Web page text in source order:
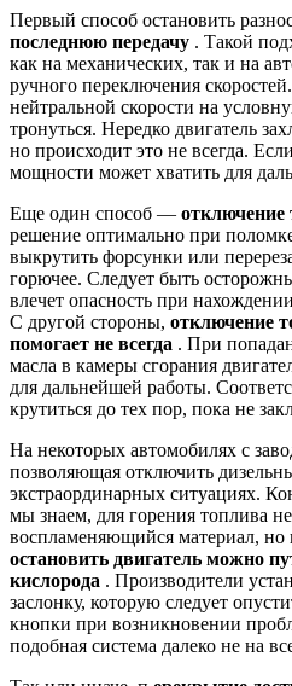
Первый способ остановить
последнюю передачу . Такой
как на механических, так и на
ручного переключения
нейтральной скорости на
тронуться. Нередко двигатель
но происходит это не всегда.
мощности может хватить для
Еще один способ — отключение
решение оптимально при
выкрутить форсунки или
горючее. Следует быть
влечет опасность при
С другой стороны, отключение
помогает не всегда . При
масла в камеры сгорания
для дальнейшей работы.
крутиться до тех пор, пока не
На некоторых автомобилях с
позволяющая отключить
экстраординарных ситуациях.
мы знаем, для горения топлива
воспламеняющийся материал, но
остановить двигатель можно
кислорода . Производители
заслонку, которую следует
кнопки при возникновении
подобная система далеко не на